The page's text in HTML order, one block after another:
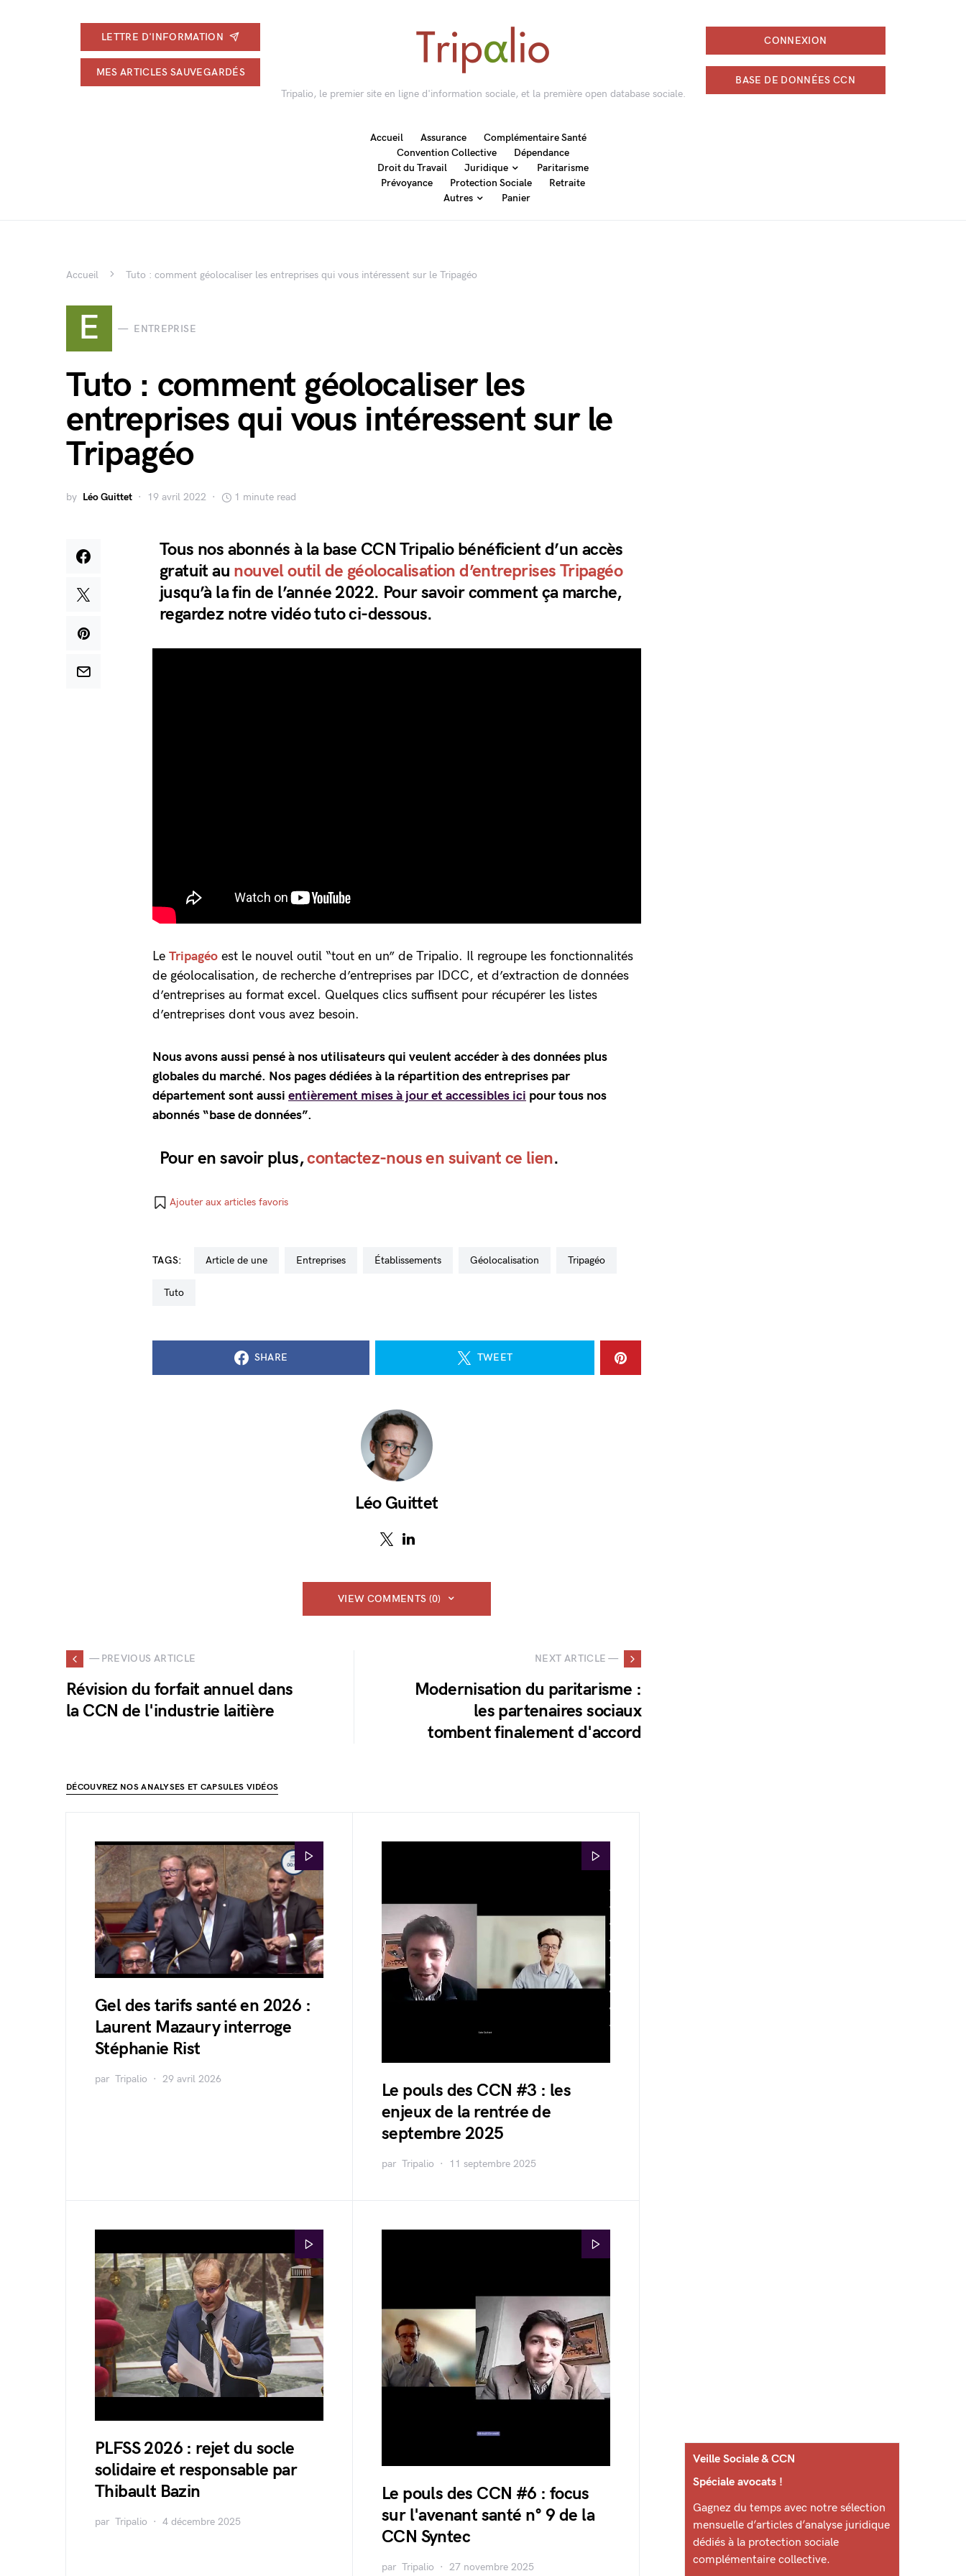
LETTRE D'INFORMATION
MES ARTICLES SAUVEGARDÉS
Tripalio, le premier site en ligne d'information sociale, et la première open database sociale.
CONNEXION
BASE DE DONNÉES CCN
Accueil Assurance
Complémentaire Santé
Convention Collective
Dépendance
Droit du Travail
Juridique
Paritarisme
Prévoyance
Protection Sociale
Retraite
Autres
Panier
Accueil Tuto : comment géolocaliser les entreprises qui vous intéressent sur le Tripagéo
E ENTREPRISE
Tuto : comment géolocaliser les
entreprises qui vous intéressent sur le
Tripagéo
by Léo Guittet 19 avril 2022 1 minute read
Tous nos abonnés à la base CCN Tripalio bénéficient d’un accès
gratuit au nouvel outil de géolocalisation d’entreprises Tripagéo
jusqu’à la fin de l’année 2022. Pour savoir comment ça marche,
regardez notre vidéo tuto ci-dessous.
Le Tripagéo est le nouvel outil “tout en un” de Tripalio. Il regroupe les fonctionnalités
de géolocalisation, de recherche d’entreprises par IDCC, et d’extraction de données
d’entreprises au format excel. Quelques clics suffisent pour récupérer les listes
d’entreprises dont vous avez besoin.
Nous avons aussi pensé à nos utilisateurs qui veulent accéder à des données plus
globales du marché. Nos pages dédiées à la répartition des entreprises par
département sont aussi entièrement mises à jour et accessibles ici pour tous nos
abonnés “base de données”.
Pour en savoir plus,contactez-nous en suivant ce lien.
Ajouter aux articles favoris
TAGS: Article de une Entreprises établissements géolocalisation Tripagéo
tuto
SHARE TWEET
Léo Guittet
VIEW COMMENTS (0)
— PREVIOUS ARTICLE
Révision du forfait annuel dans
la CCN de l'industrie laitière
NEXT ARTICLE —
Modernisation du paritarisme :
les partenaires sociaux
tombent finalement d'accord
DÉCOUVREZ NOS ANALYSES ET CAPSULES VIDÉOS
Gel des tarifs santé en 2026 :
Laurent Mazaury interroge
Stéphanie Rist
par Tripalio 29 avril 2026
Le pouls des CCN #3 : les
enjeux de la rentrée de
septembre 2025
par Tripalio 11 septembre 2025
PLFSS 2026 : rejet du socle
solidaire et responsable par
Thibault Bazin
par Tripalio 4 décembre 2025
Le pouls des CCN #6 : focus
sur l'avenant santé n° 9 de la
CCN Syntec
par Tripalio 27 novembre 2025
Veille Sociale & CCN
Spéciale avocats !
Gagnez du temps avec notre sélection
mensuelle d’articles d’analyse juridique
dédiés à la protection sociale
complémentaire collective.